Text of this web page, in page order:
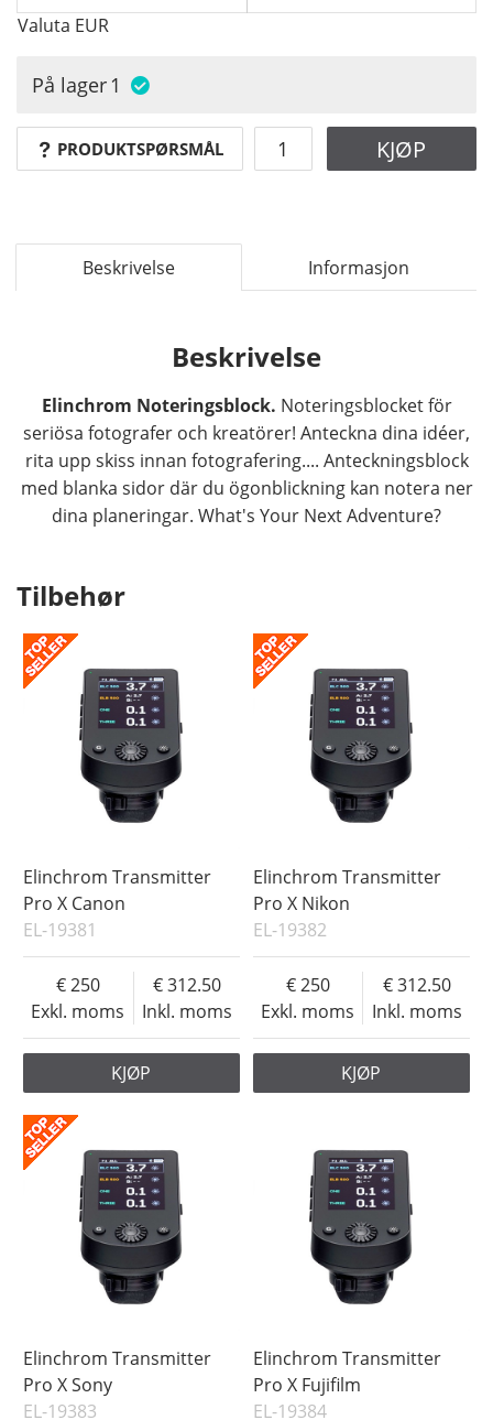
Valuta EUR
På lager 1
PRODUKTSPØRSMÅL KJØP
Beskrivelse Informasjon
Beskrivelse
Elinchrom Noteringsblock. Noteringsblocket för
seriösa fotografer och kreatörer! Anteckna dina idéer,
rita upp skiss innan fotografering.... Anteckningsblock
med blanka sidor där du ögonblickning kan notera ner
dina planeringar. What's Your Next Adventure?
Tilbehør
Elinchrom Transmitter
Pro X Canon
EL-19381
Exkl. moms
250
Inkl. moms
312.50
KJØP
Elinchrom Transmitter
Pro X Nikon
EL-19382
Exkl. moms
250
Inkl. moms
312.50
KJØP
Elinchrom Transmitter
Pro X Sony
EL-19383
Elinchrom Transmitter
Pro X Fujifilm
EL-19384